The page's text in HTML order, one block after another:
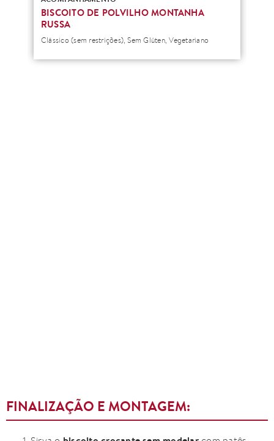
BISCOITO DE POLVILHO MONTANHA
RUSSA
Clássico (sem restrições), Sem Glúten, Vegetariano
FINALIZAÇÃO E MONTAGEM: